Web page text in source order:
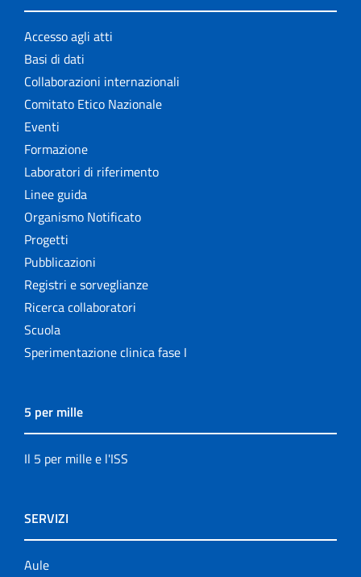
Accesso agli atti
Basi di dati
Collaborazioni internazionali
Comitato Etico Nazionale
Eventi
Formazione
Laboratori di riferimento
Linee guida
Organismo Notificato
Progetti
Pubblicazioni
Registri e sorveglianze
Ricerca collaboratori
Scuola
Sperimentazione clinica fase I
5 per mille
Il 5 per mille e l'ISS
SERVIZI
Aule